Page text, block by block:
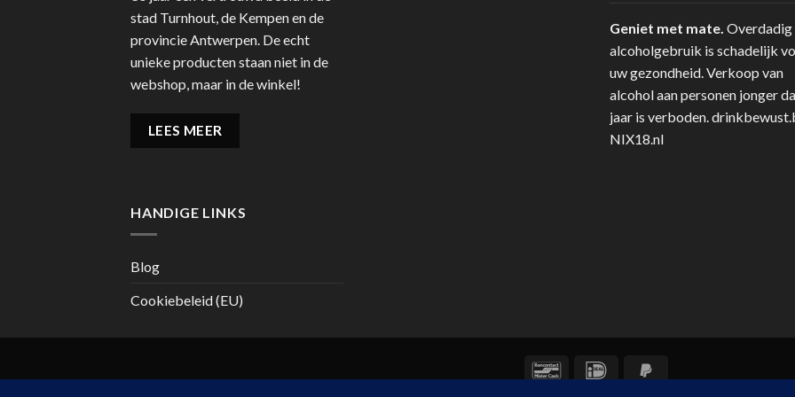
stad Turnhout, de Kempen en de
provincie Antwerpen. De echt
unieke producten staan niet in de
webshop, maar in de winkel!
LEES MEER
Geniet met mate. Overdadig
alcoholgebruik is schadelijk
uw gezondheid. Verkoop van
alcohol aan personen jonger
jaar is verboden.
NIX18.nl
HANDIGE LINKS
Blog
Cookiebeleid (EU)